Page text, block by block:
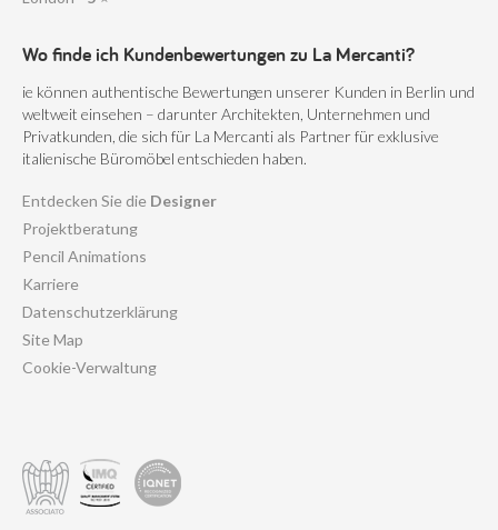
Wo finde ich Kundenbewertungen zu La Mercanti?
ie können authentische Bewertungen unserer Kunden in Berlin und
weltweit einsehen – darunter Architekten, Unternehmen und
Privatkunden, die sich für La Mercanti als Partner für exklusive
italienische Büromöbel entschieden haben.
Entdecken Sie die Designer
Projektberatung
Pencil Animations
Karriere
Datenschutzerklärung
Site Map
Cookie-Verwaltung